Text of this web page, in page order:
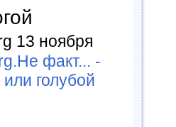
13 ноября
факт... -
голубой